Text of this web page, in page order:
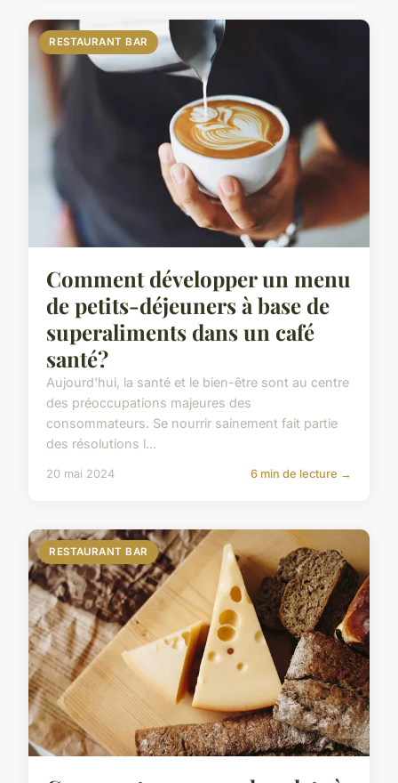
RESTAURANT BAR
Comment développer un menu
de petits-déjeuners à base de
superaliments dans un café
santé?
Aujourd'hui, la santé et le bien-être sont au centre
des préoccupations majeures des
consommateurs. Se nourrir sainement fait partie
des résolutions l...
20 mai 2024 6 min de lecture →
RESTAURANT BAR